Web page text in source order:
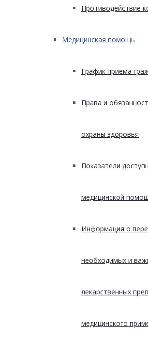
Противодействие
Медицинская помощь
График приема
Права и
охраны здоровья
Показатели
медицинской
Информация о
необходимых и
лекарственных
медицинского